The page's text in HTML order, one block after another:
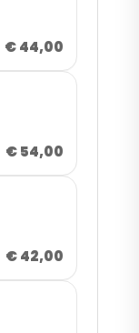
€ 44,00
€ 54,00
€ 42,00